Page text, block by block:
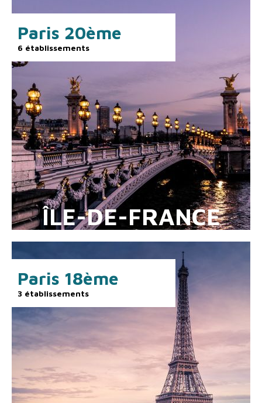
Paris 20ème
6 établissements
ÎLE-DE-FRANCE
Paris 18ème
3 établissements